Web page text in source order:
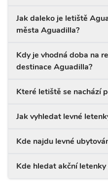
Jak daleko je letiště
města Aguadilla?
Kdy je vhodná doba na
destinace Aguadilla?
Které letiště se nachází
Jak vyhledat levné
Kde najdu levné
Kde hledat akční